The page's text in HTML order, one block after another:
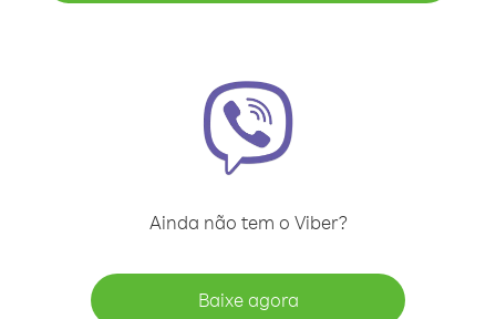
Ainda não tem o Viber?
Baixe agora